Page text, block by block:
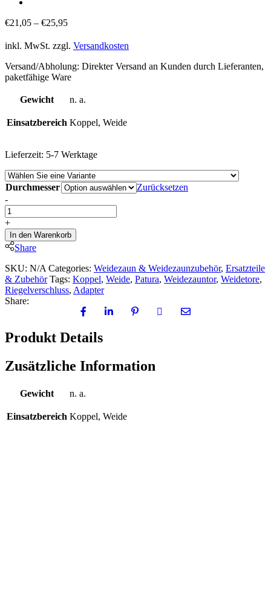
€21,05 – €25,95
inkl. MwSt. zzgl. Versandkosten
Versand/Abholung: Direkter Versand an Kunden durch Lieferanten,
paketfähige Ware
Gewicht n. a.
Einsatzbereich Koppel, Weide
Lieferzeit: 5-7 Werktage
Durchmesser
Zurücksetzen
Adapter
für
Riegelverschluss
Weidetor
an
Pfosten
quantity
-
+
In den Warenkorb
Share
SKU: N/A Categories: Weidezaun & Weidezaunzubehör, Ersatzteile
& Zubehör Tags: Koppel, Weide, Patura, Weidezauntor, Weidetore,
Riegelverschluss, Adapter
Share:
Produkt Details
Zusätzliche Information
Gewicht n. a.
Einsatzbereich Koppel, Weide